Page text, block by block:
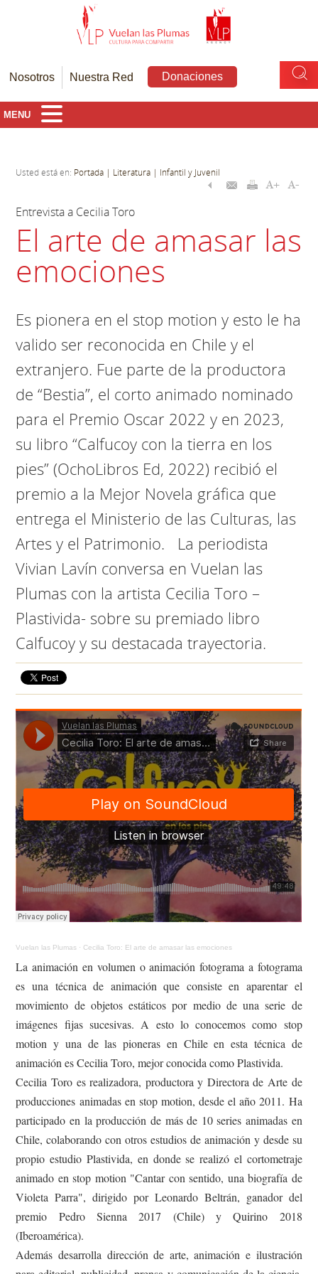
Nosotros Nuestra Red Donaciones
MENU
Usted está en: Portada | Literatura | Infantil y Juvenil
Entrevista a Cecilia Toro
El arte de amasar las
emociones
Es pionera en el stop motion y esto le ha
valido ser reconocida en Chile y el
extranjero. Fue parte de la productora
de “Bestia”, el corto animado nominado
para el Premio Oscar 2022 y en 2023,
su libro “Calfucoy con la tierra en los
pies” (OchoLibros Ed, 2022) recibió el
premio a la Mejor Novela gráfica que
entrega el Ministerio de las Culturas, las
Artes y el Patrimonio. La periodista
Vivian Lavín conversa en Vuelan las
Plumas con la artista Cecilia Toro –
Plastivida- sobre su premiado libro
Calfucoy y su destacada trayectoria.
Vuelan las Plumas · Cecilia Toro: El arte de amasar las emociones
La animación en volumen o animación fotograma a fotograma
es una técnica de animación que consiste en aparentar el
movimiento de objetos estáticos por medio de una serie de
imágenes fijas sucesivas. A esto lo conocemos como stop
motion y una de las pioneras en Chile en esta técnica de
animación es Cecilia Toro, mejor conocida como Plastivida.
Cecilia Toro es realizadora, productora y Directora de Arte de
producciones animadas en stop motion, desde el año 2011. Ha
participado en la producción de más de 10 series animadas en
Chile, colaborando con otros estudios de animación y desde su
propio estudio Plastivida, en donde se realizó el cortometraje
animado en stop motion "Cantar con sentido, una biografía de
Violeta Parra", dirigido por Leonardo Beltrán, ganador del
premio Pedro Sienna 2017 (Chile) y Quirino 2018
(Iberoamérica).
Además desarrolla dirección de arte, animación e ilustración